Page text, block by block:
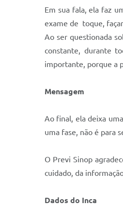
Em sua fala, ela faz
exame de toque,
Ao ser questionada
constante, durante
importante, porque a
Mensagem
Ao final, ela deixa
uma fase, não é para
O Previ Sinop
cuidado, da
Dados do Inca